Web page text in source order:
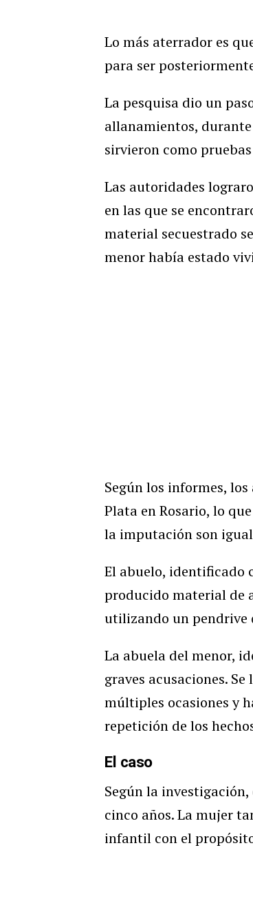
Lo más aterrador es
para ser
La pesquisa dio un
allanamientos,
sirvieron como
Las autoridades
en las que se
material secuestrado
menor había estado
Según los informes,
Plata en Rosario, lo
la imputación son
El abuelo, identificado
producido material de
utilizando un pendrive
La abuela del menor,
graves acusaciones.
múltiples ocasiones y
repetición de los
El caso
Según la
cinco años. La mujer
infantil con el